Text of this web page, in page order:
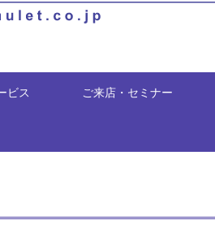
ビス ご来店・セミナー